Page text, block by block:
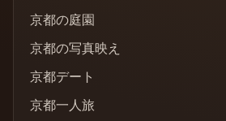
京都の庭園
京都の写真映え
京都デート
京都一人旅